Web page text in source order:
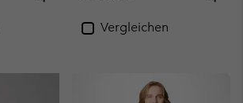
Vergleichen